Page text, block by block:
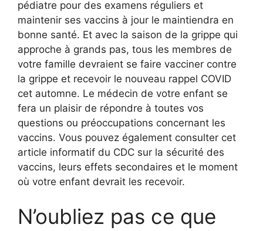
pédiatre pour des examens réguliers et
maintenir ses vaccins à jour le maintiendra en
bonne santé. Et avec la saison de la grippe qui
approche à grands pas, tous les membres de
votre famille devraient se faire vacciner contre
la grippe et recevoir le nouveau rappel COVID
cet automne. Le médecin de votre enfant se
fera un plaisir de répondre à toutes vos
questions ou préoccupations concernant les
vaccins. Vous pouvez également consulter cet
article informatif du CDC sur la sécurité des
vaccins, leurs effets secondaires et le moment
où votre enfant devrait les recevoir.
N’oubliez pas ce que